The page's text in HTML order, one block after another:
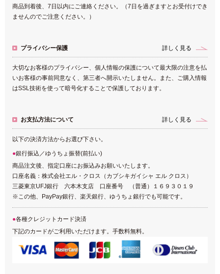
商品到着後、7日以内にご連絡ください。（7日を過ぎますとお受付けでき
ませんのでご注意ください。）
プライバシー保護 詳しく見る
大切なお客様のプライバシー、個人情報の保護について最大限の注意を払
いお客様の事前同意なく、第三者へ開示いたしません。また、ご購入情報
はSSL技術を使って暗号化することで保護しております。
お支払方法について 詳しく見る
以下の決済方法からお選び下さい。
銀行振込／ゆうちょ振替(前払い)
商品注文後、指定口座にお振込みお願いいたします。
口座名義：株式会社エル・クロス（カブシキガイシャ エル クロス）
三菱東京UFJ銀行 六本木支店 口座番号 （普通）１６９３０１９
※この他、PayPay銀行、楽天銀行、ゆうちょ銀行でも可能です。
各種クレジットカード決済
下記のカードがご利用いただけます。手数料無料。